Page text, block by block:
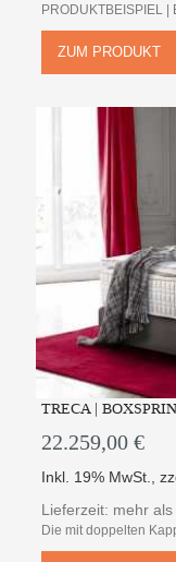
PRODUKTBEISPIEL |
ZUM PRODUKT
TRECA |
22.259,00 €
Inkl. 19% MwSt. ,
Lieferzeit: mehr
Die mit doppelten